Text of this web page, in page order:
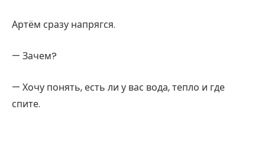
Артём сразу напрягся.
— Зачем?
— Хочу понять, есть ли у вас вода, тепло и где
спите.